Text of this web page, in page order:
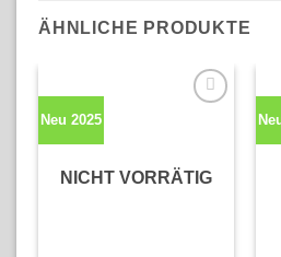
ÄHNLICHE PRODUKTE
Neu 2025
NICHT VORRÄTIG